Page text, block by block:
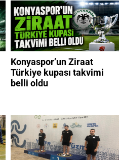
Konyaspor’un Ziraat
Türkiye kupası takvimi
belli oldu